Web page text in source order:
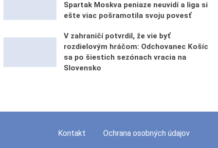
Spartak Moskva peniaze neuvidí a liga si
ešte viac pošramotila svoju povesť
V zahraničí potvrdil, že vie byť
rozdielovým hráčom: Odchovanec Košíc
sa po šiestich sezónach vracia na
Slovensko
Kontakt Ochrana osobných údajov